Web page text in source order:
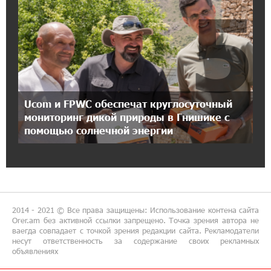
17:27:13 8-07-2026
Рост цен на продукты в Армении ускорился
до 8,6%: ЕАБР
17:24:27 8-07-2026
Idram - главный партнер ежегодной
конференции «На пути к осознанному
воспитанию детей 2026»
13:37:14 8-07-2026
Артем Оганов получил международную
госпремию Китая в области науки и техники
— лично от Си Цзиньпиня
Ucom и FPWC обеспечат круглосуточный
мониторинг дикой природы в Гнишике с
помощью солнечной энергии
5
2014 - 2021 © Все права защищены: Использование контена сайта
Orer.am без активной ссылки запрещено. Точка зрения автора не
ваегда совпадает с точкой зрения редакции сайта. Рекламодатели
несут ответственность за содержание своих рекламных
объявлениях